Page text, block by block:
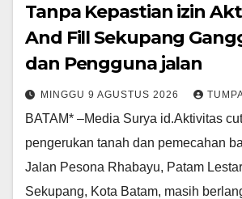
Tanpa Kepastian izin
And Fill Sekupang
dan Pengguna jalan
MINGGU 9 AGUSTUS 2026
BATAM* –Media Surya id.Aktivitas
pengerukan tanah dan pemecahan
Jalan Pesona Rhabayu, Patam
Sekupang, Kota Batam, masih